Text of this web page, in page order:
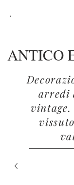
ANTICO
arredi